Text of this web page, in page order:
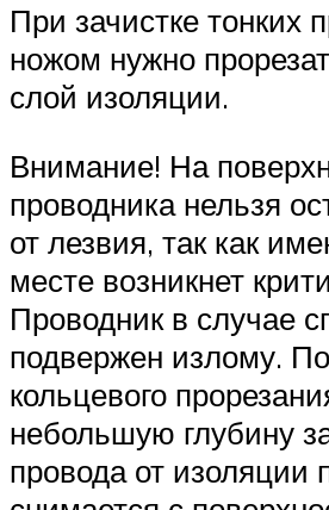
При зачистке тонких
ножом нужно
слой изоляции.
Внимание! На
проводника нельзя
от лезвия, так как
месте возникнет
Проводник в случае
подвержен излому.
кольцевого
небольшую глубину
провода от изоляции